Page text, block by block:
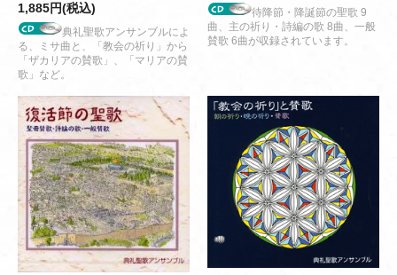
1,885円(税込)
典礼聖歌アンサンブルによ
る、ミサ曲と、「教会の祈り」から
「ザカリアの賛歌」、「マリアの賛
歌」など。
待降節・降誕節の聖歌 9
曲、主の祈り・詩編の歌 8曲、一般
賛歌 6曲が収録されています。